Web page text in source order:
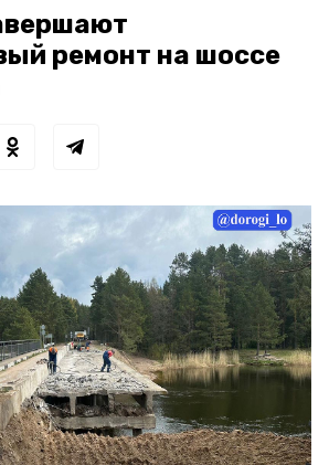
ремонт на шоссе